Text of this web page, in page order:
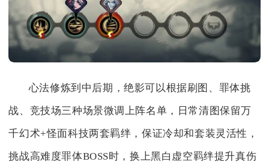
心法修炼到中后期，绝影可以根据刷图、罪体挑
战、竞技场三种场景微调上阵名单，日常清图保留万
千幻术+怪面科技两套羁绊，保证冷却和套装灵活性，
挑战高难度罪体BOSS时，换上黑白虚空羁绊提升真伤